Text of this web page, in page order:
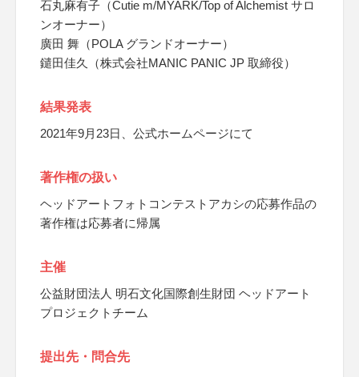
石丸麻有子（Cutie m/MYARK/Top of Alchemist サロ
ンオーナー）
廣田 舞（POLA グランドオーナー）
鑓田佳久（株式会社MANIC PANIC JP 取締役）
結果発表
2021年9月23日、公式ホームページにて
著作権の扱い
ヘッドアートフォトコンテストアカシの応募作品の
著作権は応募者に帰属
主催
公益財団法人 明石文化国際創生財団 ヘッドアート
プロジェクトチーム
提出先・問合先